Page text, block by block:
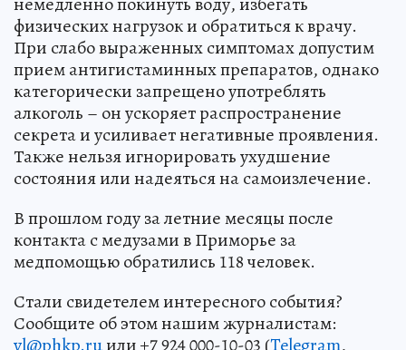
физических нагрузок и обратиться к врачу.
При слабо выраженных симптомах допустим
прием антигистаминных препаратов, однако
категорически запрещено употреблять
алкоголь – он ускоряет распространение
секрета и усиливает негативные проявления.
Также нельзя игнорировать ухудшение
состояния или надеяться на самоизлечение.
В прошлом году за летние месяцы после
контакта с медузами в Приморье за
медпомощью обратились 118 человек.
Стали свидетелем интересного события?
Сообщите об этом нашим журналистам: